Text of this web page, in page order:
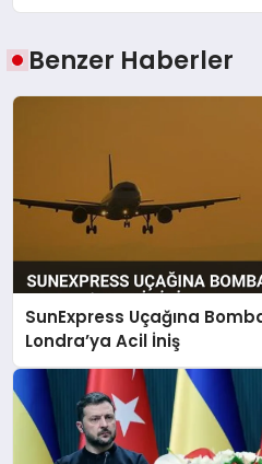
Benzer Haberler
SunExpress Uçağına
Londra’ya Acil İniş